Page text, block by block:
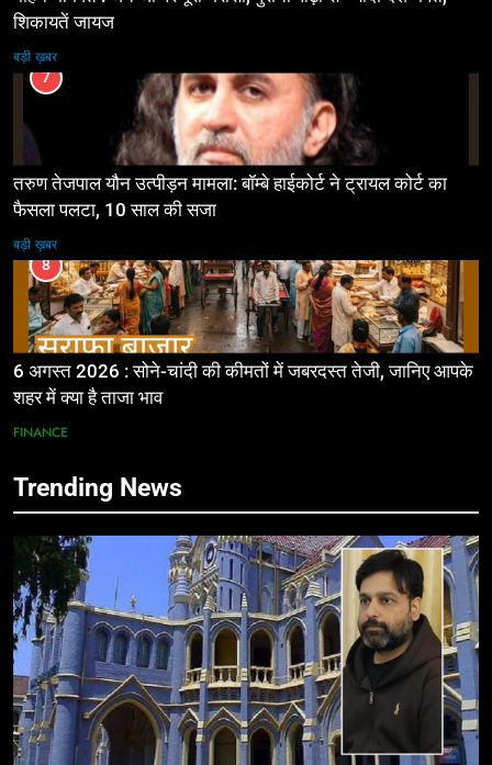
शिकायतें जायज
बड़ी ख़बर
7
तरुण तेजपाल यौन उत्पीड़न मामला: बॉम्बे हाईकोर्ट ने ट्रायल कोर्ट का
फैसला पलटा, 10 साल की सजा
बड़ी ख़बर
8
6 अगस्त 2026 : सोने-चांदी की कीमतों में जबरदस्त तेजी, जानिए आपके
शहर में क्या है ताजा भाव
FINANCE
Trending News